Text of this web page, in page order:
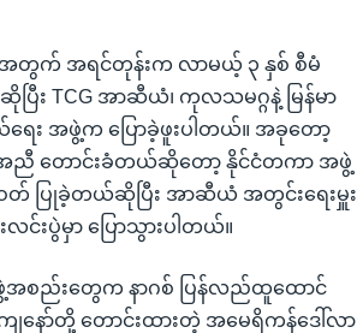
း အတွက် အရင်တုန်းက လာမယ့် ၃ နှစ် စီမံ
TCG အာဆီယံ၊ ကုလသမဂ္ဂနဲ့ မြန်မာ
း အဖွဲ့က ပြောခဲ့ဖူးပါတယ်။ အခုတော့
အညီ တောင်းခံတယ်ဆိုတော့ နိုင်ငံတကာ အဖွဲ့
ခဲ့တယ်ဆိုပြီး အာဆီယံ အတွင်းရေးမှူး
င်းပွဲမှာ ပြောသွားပါတယ်။
အစည်းတွေက နာဂစ် ပြန်လည်ထူထောင်
နော်တို့ တောင်းထားတဲ့ အမေရိကန်ဒေါ်လာ